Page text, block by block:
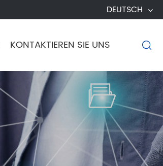
DEUTSCH
KONTAKTIEREN SIE UNS 